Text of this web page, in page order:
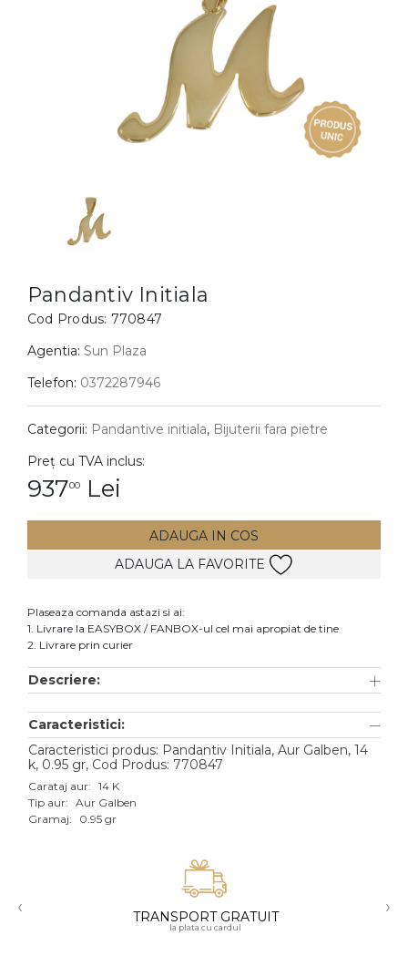
BIJUTERII COPII
Cercei
Bratari
Coliere
Lanturi
Pandantive
Inele
Cercei
Bratari
Lanturi
Pandantive
Accesorii
Aur galben
Aur alb
Aur roz
Pandantiv Initiala
Cod Produs: 770847
Agentia: Sun Plaza
Telefon: 0372287946
Categorii: Pandantive initiala, Bijuterii fara pietre
Preț cu TVA inclus:
93700 Lei
ADAUGA IN COS
ADAUGA LA FAVORITE
Plaseaza comanda astazi si ai:
1. Livrare la EASYBOX / FANBOX-ul cel mai apropiat de tine
2. Livrare prin curier
Descriere:
Caracteristici:
Caracteristici produs: Pandantiv Initiala, Aur Galben, 14
k, 0.95 gr, Cod Produs: 770847
Carataj aur: 14 K
Tip aur: Aur Galben
Gramaj:
0.95 gr
‹ TRANSPORT GRATUIT
la plata cu cardul
›